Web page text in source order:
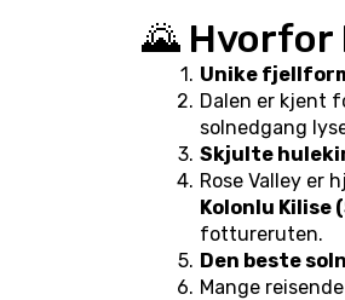
🌄 Hvorfor
Unike
Dalen er kjent
solnedgang
Skjulte
Rose Valley er
Kolonlu Kilise
fottureruten.
Den beste
Mange